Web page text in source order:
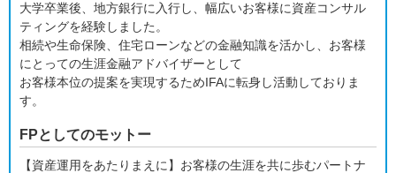
大学卒業後、地方銀行に入行し、幅広いお客様に資産コンサル
ティングを経験しました。
相続や生命保険、住宅ローンなどの金融知識を活かし、お客様
にとっての生涯金融アドバイザーとして
お客様本位の提案を実現するためIFAに転身し活動しておりま
す。
FPとしてのモットー
【資産運用をあたりまえに】お客様の生涯を共に歩むパートナ